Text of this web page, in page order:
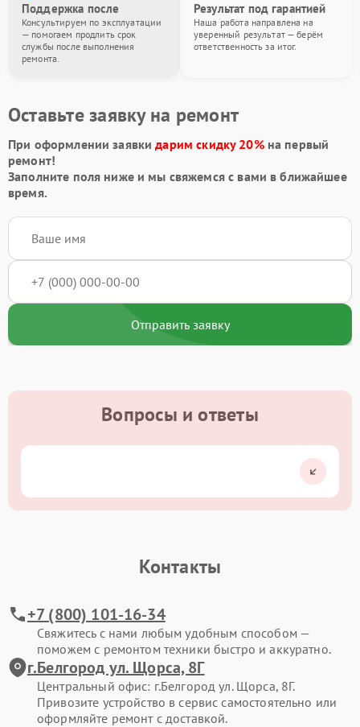
Поддержка после
Консультируем по эксплуатации
— помогаем продлить срок
службы после выполнения
ремонта.
Результат под гарантией
Наша работа направлена на
уверенный результат — берём
ответственность за итог.
Оставьте заявку на ремонт
При оформлении заявкидарим скидку 20%на первый
ремонт!
Заполните поля ниже и мы свяжемся с вами в ближайшее
время.
Отправить заявку
Вопросы и ответы
Контакты
+7 (800) 101-16-34
Свяжитесь с нами любым удобным способом —
поможем с ремонтом техники быстро и аккуратно.
г.Белгород ул. Щорса, 8Г
Центральный офис: г.Белгород ул. Щорса, 8Г.
Привозите устройство в сервис самостоятельно или
оформляйте ремонт с доставкой.